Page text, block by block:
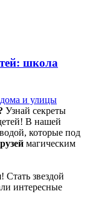
школа
и улицы
Узнай секреты
В нашей
которые под
магическим
! Стать звездой
интересные